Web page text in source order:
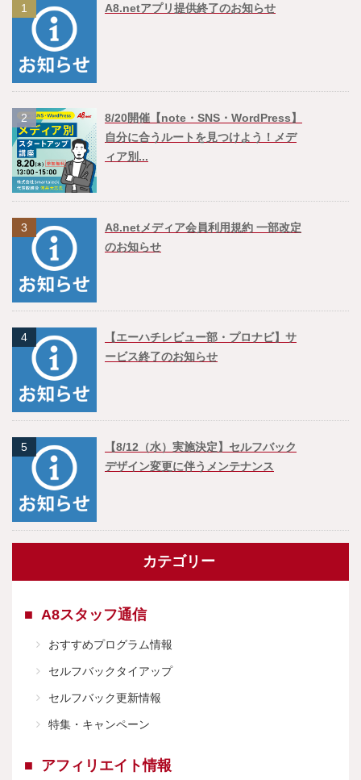
1 A8.netアプリ提供終了のお知らせ
2
8/20開催【note・SNS・WordPress】
自分に合うルートを見つけよう！メデ
ィア別...
3
A8.netメディア会員利用規約 一部改定
のお知らせ
4
【エーハチレビュー部・プロナビ】サ
ービス終了のお知らせ
5
【8/12（水）実施決定】セルフバック
デザイン変更に伴うメンテナンス
カテゴリー
A8スタッフ通信
おすすめプログラム情報
セルフバックタイアップ
セルフバック更新情報
特集・キャンペーン
アフィリエイト情報